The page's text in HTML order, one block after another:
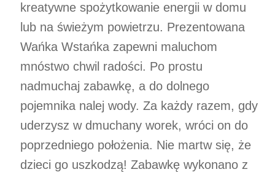
kreatywne spożytkowanie energii w domu
lub na świeżym powietrzu. Prezentowana
Wańka Wstańka zapewni maluchom
mnóstwo chwil radości. Po prostu
nadmuchaj zabawkę, a do dolnego
pojemnika nalej wody. Za każdy razem, gdy
uderzysz w dmuchany worek, wróci on do
poprzedniego położenia. Nie martw się, że
dzieci go uszkodzą! Zabawkę wykonano z